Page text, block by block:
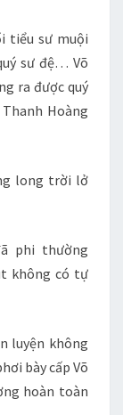
tiểu sư muội
sư đệ… Võ
ra được quý
Hoàng
long trời lở
phi thường
không có tự
luyện không
bày cấp Võ
hoàn toàn